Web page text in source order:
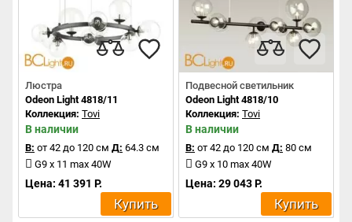
Люстра
Odeon Light 4818/11
Коллекция: Tovi
В наличии
В: от 42 до 120 см Д: 64.3 см
G9 x 11 max 40W
Цена: 41 391 Р.
Купить
Подвесной светильник
Odeon Light 4818/10
Коллекция: Tovi
В наличии
В: от 42 до 120 см Д: 80 см
G9 x 10 max 40W
Цена: 29 043 Р.
Купить